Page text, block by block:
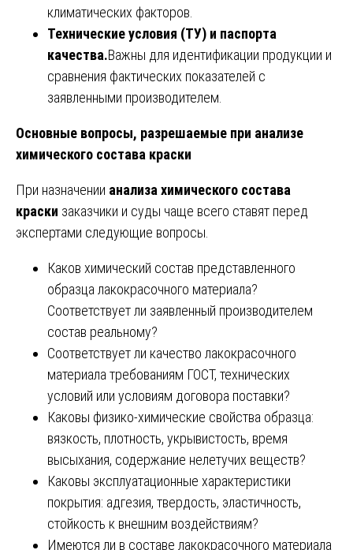
климатических факторов.
Технические условия (ТУ) и паспорта
качества.Важны для идентификации продукции и
сравнения фактических показателей с
заявленными производителем.
Основные вопросы, разрешаемые при анализе
химического состава краски
При назначении анализа химического состава
краски заказчики и суды чаще всего ставят перед
экспертами следующие вопросы.
Каков химический состав представленного
образца лакокрасочного материала?
Соответствует ли заявленный производителем
состав реальному?
Соответствует ли качество лакокрасочного
материала требованиям ГОСТ, технических
условий или условиям договора поставки?
Каковы физико-химические свойства образца:
вязкость, плотность, укрывистость, время
высыхания, содержание нелетучих веществ?
Каковы эксплуатационные характеристики
покрытия: адгезия, твердость, эластичность,
стойкость к внешним воздействиям?
Имеются ли в составе лакокрасочного материала